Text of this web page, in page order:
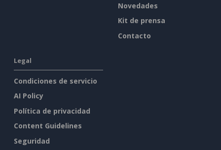
Novedades
Kit de prensa
Contacto
Legal
Condiciones de servicio
AI Policy
Política de privacidad
Content Guidelines
Seguridad